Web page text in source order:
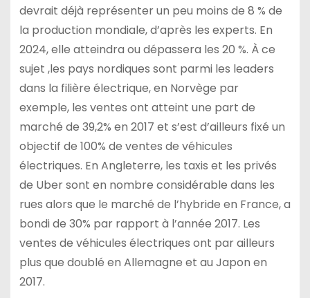
devrait déjà représenter un peu moins de 8 % de
la production mondiale, d’après les experts. En
2024, elle atteindra ou dépassera les 20 %. À ce
sujet ,les pays nordiques sont parmi les leaders
dans la filière électrique, en Norvège par
exemple, les ventes ont atteint une part de
marché de 39,2% en 2017 et s’est d’ailleurs fixé un
objectif de 100% de ventes de véhicules
électriques. En Angleterre, les taxis et les privés
de Uber sont en nombre considérable dans les
rues alors que le marché de l’hybride en France, a
bondi de 30% par rapport à l’année 2017. Les
ventes de véhicules électriques ont par ailleurs
plus que doublé en Allemagne et au Japon en
2017.